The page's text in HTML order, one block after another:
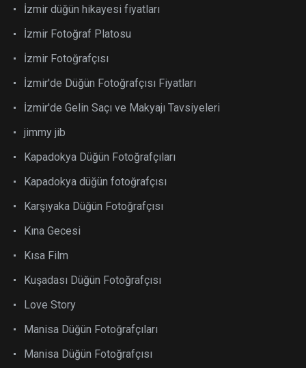
İzmir düğün hikayesi fiyatları
İzmir Fotoğraf Platosu
İzmir Fotoğrafçısı
İzmir'de Düğün Fotoğrafçısı Fiyatları
İzmir'de Gelin Saçı ve Makyajı Tavsiyeleri
jimmy jib
Kapadokya Düğün Fotoğrafçıları
Kapadokya düğün fotoğrafçısı
Karşıyaka Düğün Fotoğrafçısı
Kına Gecesi
Kısa Film
Kuşadası Düğün Fotoğrafçısı
Love Story
Manisa Düğün Fotoğrafçıları
Manisa Düğün Fotoğrafçısı